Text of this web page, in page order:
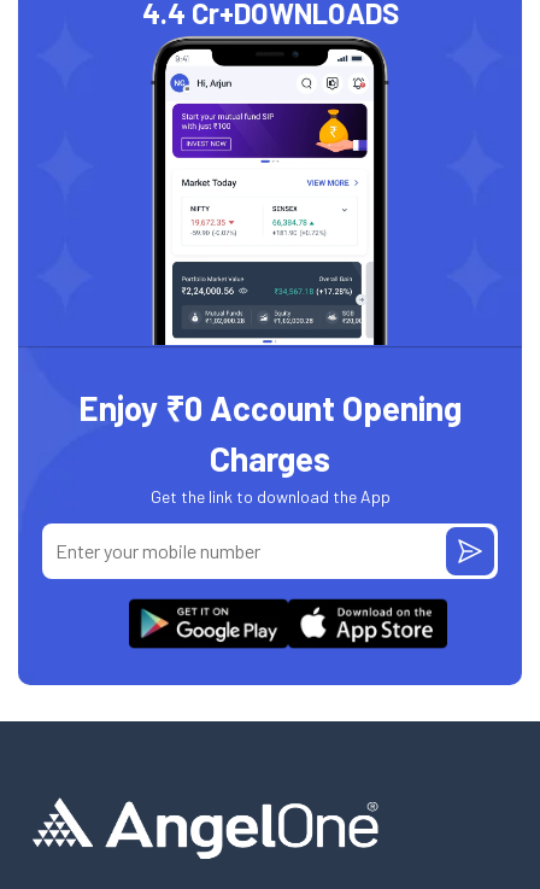
4.4 Cr+DOWNLOADS
Enjoy ₹0 Account Opening
Charges
Get the link to download the App